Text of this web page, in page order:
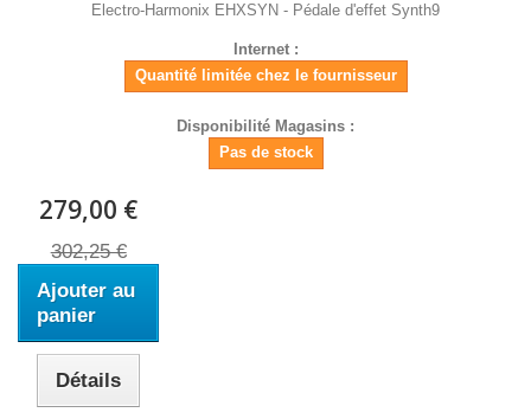
Electro-Harmonix EHXSYN - Pédale d'effet Synth9
Internet :
Quantité limitée chez le fournisseur
Disponibilité Magasins :
Pas de stock
279,00 €
302,25 €
Ajouter au
panier
Détails